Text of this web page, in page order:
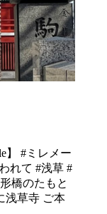
】 #ミレメー
れて #浅草 #
橋のたもと
浅草寺 ご本